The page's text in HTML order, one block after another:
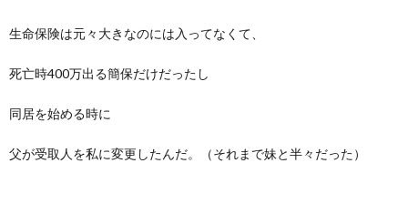
生命保険は元々大きなのには入ってなくて、
死亡時400万出る簡保だけだったし
同居を始める時に
父が受取人を私に変更したんだ。（それまで妹と半々だった）